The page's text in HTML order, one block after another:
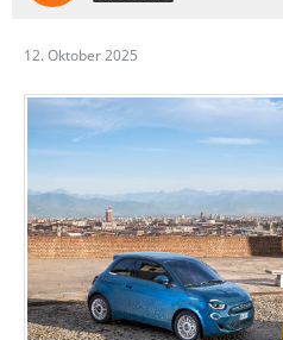
12. Oktober 2025